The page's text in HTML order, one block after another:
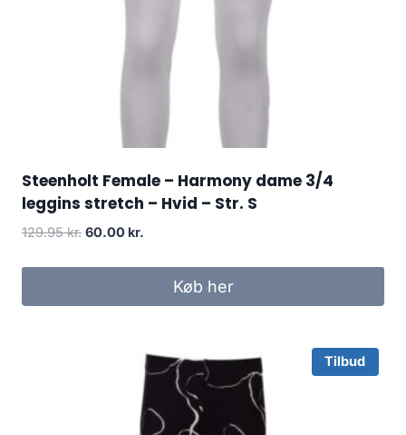
Steenholt Female – Harmony dame 3/4
leggins stretch – Hvid – Str. S
129.95kr. Original
60.00 kr.
60.00 kr..
Køb her
Tilbud